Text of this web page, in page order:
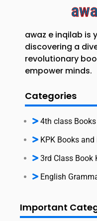
awaz e inqilab is
discovering a
revolutionary
empower minds.
Categories
4th class Books
KPK Books and
3rd Class Book
English
Important